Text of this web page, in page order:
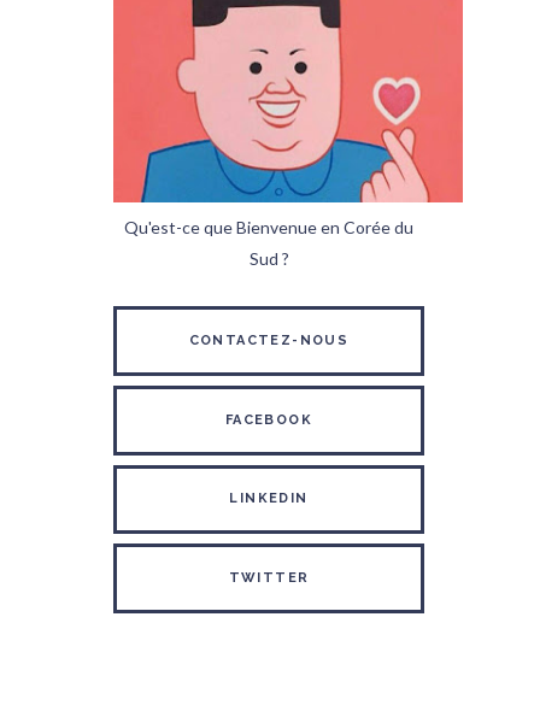
Qu'est-ce que Bienvenue en Corée du
Sud ?
CONTACTEZ-NOUS
FACEBOOK
LINKEDIN
TWITTER